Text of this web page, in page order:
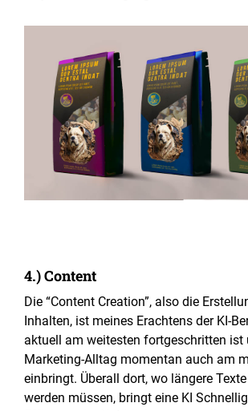
4.) Content
Die “Content Creation”, also die
Inhalten, ist meines Erachtens der KI-
aktuell am weitesten fortgeschritten ist
Marketing-Alltag momentan auch am
einbringt. Überall dort, wo längere
werden müssen, bringt eine KI